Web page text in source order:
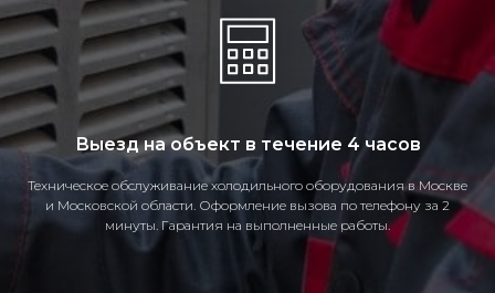
Выезд на объект в течение 4 часов
Техническое обслуживание холодильного оборудования в Москве
и Московской области. Оформление вызова по телефону за 2
минуты. Гарантия на выполненные работы.